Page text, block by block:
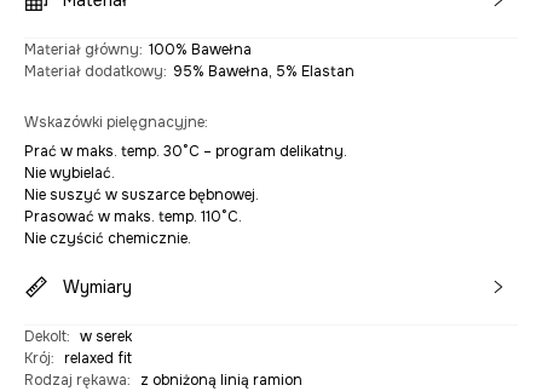
Materiał główny: 100% Bawełna
Materiał dodatkowy: 95% Bawełna, 5% Elastan
Wskazówki pielęgnacyjne:
Prać w maks. temp. 30°C – program delikatny.
Nie wybielać.
Nie suszyć w suszarce bębnowej.
Prasować w maks. temp. 110°C.
Nie czyścić chemicznie.
Wymiary
Dekolt: w serek
Krój: relaxed fit
Rodzaj rękawa: z obniżoną linią ramion